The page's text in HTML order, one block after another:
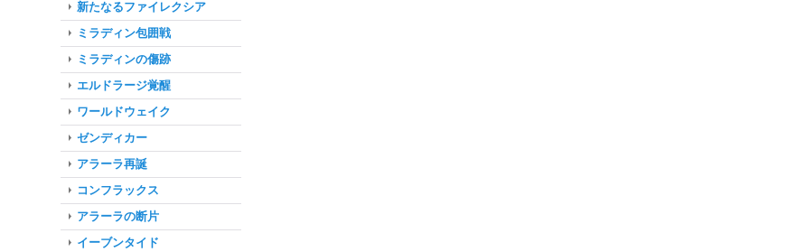
新たなるファイレクシア
ミラディン包囲戦
ミラディンの傷跡
エルドラージ覚醒
ワールドウェイク
ゼンディカー
アラーラ再誕
コンフラックス
アラーラの断片
イーブンタイド